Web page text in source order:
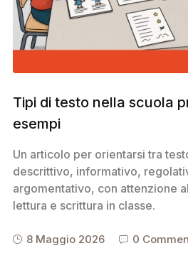
Tipi di testo nella scuola
esempi
Un articolo per orientarsi tra
descrittivo, informativo,
argomentativo, con attenzione
lettura e scrittura in classe.
8 Maggio 2026 0